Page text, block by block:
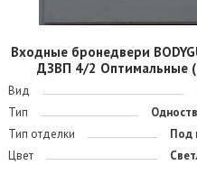
Входные бронедвери
ДЗВП 4/2 Оптимальные
Вид
Тип
Тип отделки
Под
Цвет